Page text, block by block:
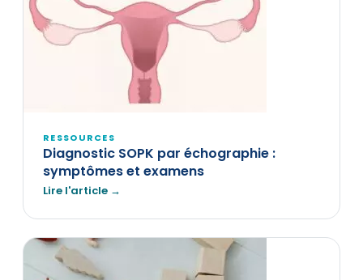
RESSOURCES
Diagnostic SOPK par échographie :
symptômes et examens
Lire l'article →